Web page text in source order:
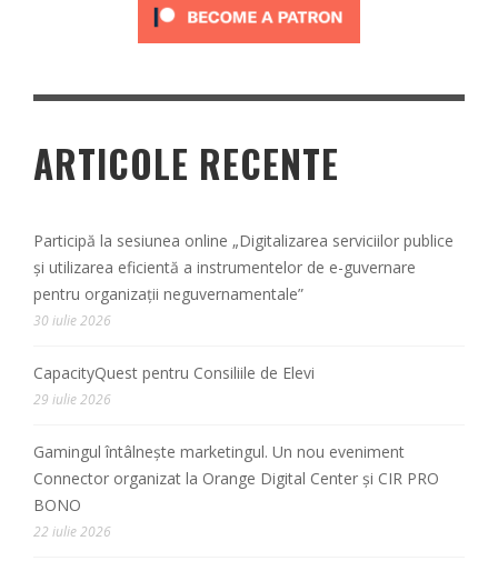
ARTICOLE RECENTE
Participă la sesiunea online „Digitalizarea serviciilor publice
și utilizarea eficientă a instrumentelor de e-guvernare
pentru organizații neguvernamentale”
30 iulie 2026
CapacityQuest pentru Consiliile de Elevi
29 iulie 2026
Gamingul întâlnește marketingul. Un nou eveniment
Connector organizat la Orange Digital Center și CIR PRO
BONO
22 iulie 2026